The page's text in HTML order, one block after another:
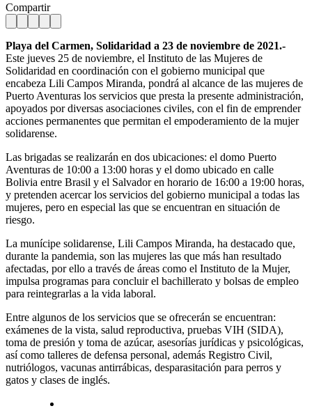
Compartir
Playa del Carmen, Solidaridad a 23 de noviembre de 2021.-
Este jueves 25 de noviembre, el Instituto de las Mujeres de
Solidaridad en coordinación con el gobierno municipal que
encabeza Lili Campos Miranda, pondrá al alcance de las mujeres de
Puerto Aventuras los servicios que presta la presente administración,
apoyados por diversas asociaciones civiles, con el fin de emprender
acciones permanentes que permitan el empoderamiento de la mujer
solidarense.
Las brigadas se realizarán en dos ubicaciones: el domo Puerto
Aventuras de 10:00 a 13:00 horas y el domo ubicado en calle
Bolivia entre Brasil y el Salvador en horario de 16:00 a 19:00 horas,
y pretenden acercar los servicios del gobierno municipal a todas las
mujeres, pero en especial las que se encuentran en situación de
riesgo.
La munícipe solidarense, Lili Campos Miranda, ha destacado que,
durante la pandemia, son las mujeres las que más han resultado
afectadas, por ello a través de áreas como el Instituto de la Mujer,
impulsa programas para concluir el bachillerato y bolsas de empleo
para reintegrarlas a la vida laboral.
Entre algunos de los servicios que se ofrecerán se encuentran:
exámenes de la vista, salud reproductiva, pruebas VIH (SIDA),
toma de presión y toma de azúcar, asesorías jurídicas y psicológicas,
así como talleres de defensa personal, además Registro Civil,
nutriólogos, vacunas antirrábicas, desparasitación para perros y
gatos y clases de inglés.